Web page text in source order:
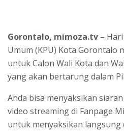
Gorontalo, mimoza.tv –
Umum (KPU) Kota Gorontalo
untuk Calon Wali Kota dan
yang akan bertarung dalam
Anda bisa menyaksikan
video streaming di Fanpage
untuk menyaksikan langsung